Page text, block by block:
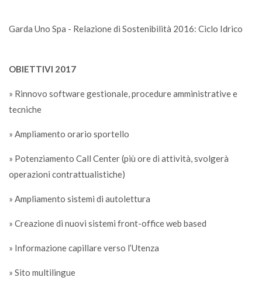
Garda Uno Spa - Relazione di Sostenibilità 2016: Ciclo Idrico
OBIETTIVI 2017
» Rinnovo software gestionale, procedure amministrative e
tecniche
» Ampliamento orario sportello
» Potenziamento Call Center (più ore di attività, svolgerà
operazioni contrattualistiche)
» Ampliamento sistemi di autolettura
» Creazione di nuovi sistemi front-office web based
» Informazione capillare verso l’Utenza
» Sito multilingue